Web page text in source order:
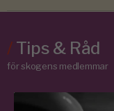
/Tips & Råd
för skogens medlemmar